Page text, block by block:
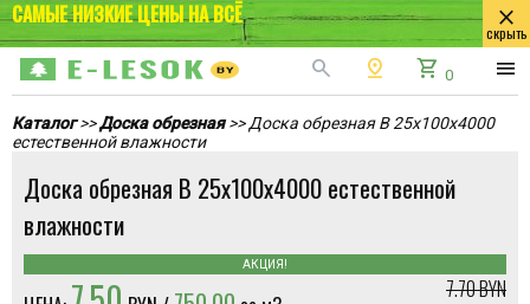
САМЫЕ НИЗКИЕ ЦЕНЫ НА ВСЁ close
скрыть
search pin_drop shopping_cart 0 menu
Каталог>>Доска обрезная >> Доска обрезная В 25x100x4000
естественной влажности
Доска обрезная В 25x100x4000 естественной
влажности
АКЦИЯ!
7.70 BYN